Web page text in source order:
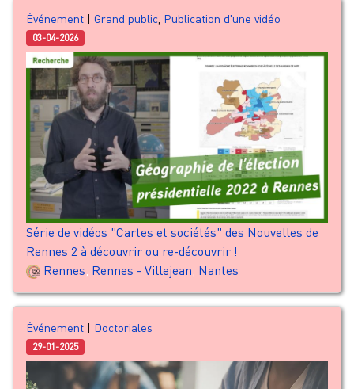
Événement | Grand public Publication d'une vidéo
03-04-2026
Série de vidéos "Cartes et sociétés" des Nouvelles de
Rennes 2 à découvrir ou re-découvrir !
Rennes, Rennes - Villejean, Nantes
Événement | Doctoriales
29-01-2025